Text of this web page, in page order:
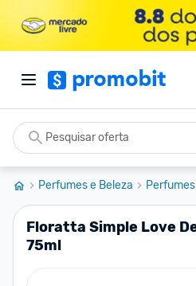
Perfumes e Beleza
Floratta Simple Love
75ml